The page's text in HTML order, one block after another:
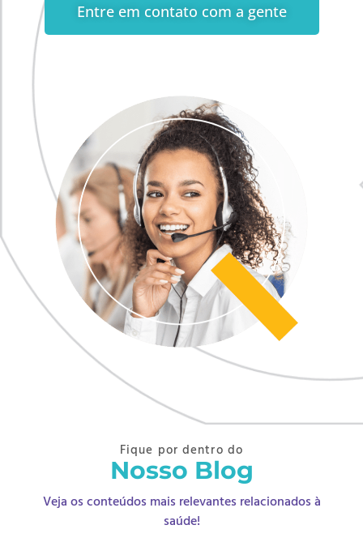
Entre em contato com a gente
Fique por dentro do
Nosso Blog
Veja os conteúdos mais relevantes relacionados à
saúde!